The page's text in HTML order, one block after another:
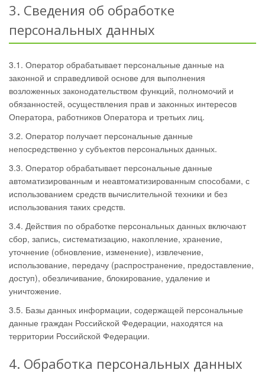
3. Сведения об обработке
персональных данных
3.1. Оператор обрабатывает персональные данные на
законной и справедливой основе для выполнения
возложенных законодательством функций, полномочий и
обязанностей, осуществления прав и законных интересов
Оператора, работников Оператора и третьих лиц.
3.2. Оператор получает персональные данные
непосредственно у субъектов персональных данных.
3.3. Оператор обрабатывает персональные данные
автоматизированным и неавтоматизированным способами, с
использованием средств вычислительной техники и без
использования таких средств.
3.4. Действия по обработке персональных данных включают
сбор, запись, систематизацию, накопление, хранение,
уточнение (обновление, изменение), извлечение,
использование, передачу (распространение, предоставление,
доступ), обезличивание, блокирование, удаление и
уничтожение.
3.5. Базы данных информации, содержащей персональные
данные граждан Российской Федерации, находятся на
территории Российской Федерации.
4. Обработка персональных данных